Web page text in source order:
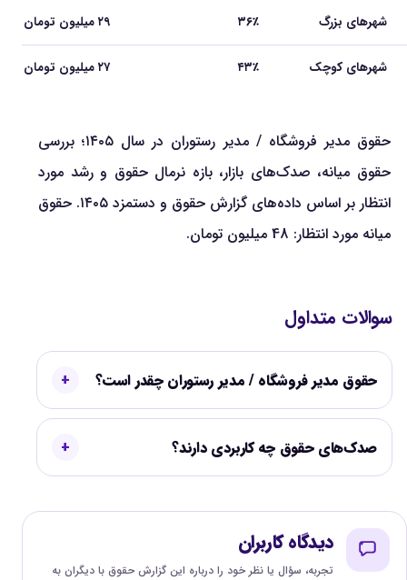
شهرهای بزرگ ۳۶٪ ۲۹ میلیون تومان
شهرهای کوچک ۴۳٪ ۲۷ میلیون تومان
حقوق مدیر فروشگاه / مدیر رستوران در سال ۱۴۰۵؛ بررسی
حقوق میانه، صدک‌های بازار، بازه نرمال حقوق و رشد مورد
انتظار بر اساس داده‌های گزارش حقوق و دستمزد ۱۴۰۵. حقوق
میانه مورد انتظار: 48 میلیون تومان.
سوالات متداول
حقوق مدیر فروشگاه / مدیر رستوران چقدر است؟
صدک‌های حقوق چه کاربردی دارند؟
دیدگاه کاربران
تجربه، سؤال یا نظر خود را درباره این گزارش حقوق با دیگران به